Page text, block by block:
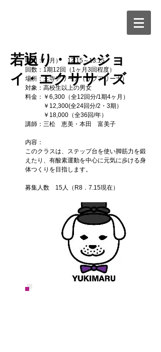
若返り・エンジョ
イ・エクササイズ
時間：（月） 12:15～13:15
回数：1期12回（1ヶ月3回程度）
場所：王寺アリーナ（サブアリーナ）
対象：高校生以上の男女
料金：￥6,300（全12回分/1期4ヶ月）
￥12,300(全24回分/2・3期）
￥18,000（全36回/年）
講師：三松 恵美・本田 富美子
内容：
このクラスは、ステップ台を使い脚筋力を鍛
えたり、有酸素運動を中心に元気に歩ける身
体つくりを目指します。
募集人数 15人（R8．7.15現在）